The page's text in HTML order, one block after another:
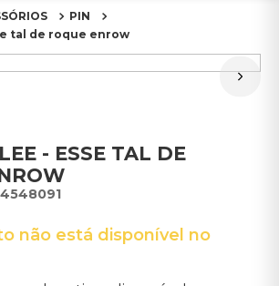
PIN
tal de roque enrow
- ESSE TAL DE
não está disponível no